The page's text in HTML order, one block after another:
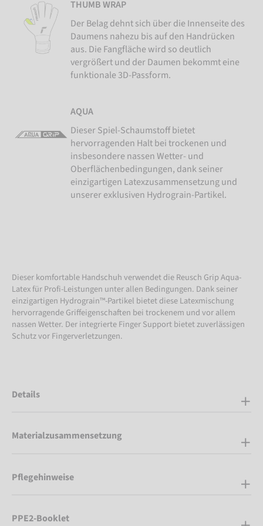
THUMB WRAP
Der Belag dehnt sich über die Innenseite des
Daumens nahezu bis auf den Handrücken
aus. Die Fangfläche wird so deutlich
vergrößert und der Daumen bekommt eine
funktionale 3D-Passform.
AQUA
Dieser Spiel-Schaumstoff bietet
hervorragenden Halt bei trockenen und
insbesondere nassen Wetter- und
Oberflächenbedingungen, dank seiner
einzigartigen Latexzusammensetzung und
unserer exklusiven Hydrograin-Partikel.
Dieser komfortable Handschuh verwendet die Reusch Grip Aqua-
Latex für Profi-Leistungen unter allen Bedingungen. Dank seiner
einzigartigen Hydrograin™-Partikel bietet diese Latexmischung
hervorragende Griffeigenschaften bei trockenem und vor allem
nassen Wetter. Der integrierte Finger Support bietet zuverlässigen
Schutz vor Fingerverletzungen.
Details
Materialzusammensetzung
Pflegehinweise
PPE2-Booklet